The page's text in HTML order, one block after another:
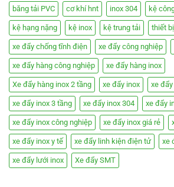
băng tải PVC cơ khí hnt inox 304 kệ
kệ hạng nặng kệ inox kệ trung tải thiết
xe đẩy chống tĩnh điện xe đẩy công nghiệp
xe đẩy hàng công nghiệp xe đẩy hàng inox
Xe đẩy hàng inox 2 tầng xe đẩy inox xe
xe đẩy inox 3 tầng xe đẩy inox 304 xe đẩy
xe đẩy inox công nghiệp xe đẩy inox giá rẻ
xe đẩy inox y tế xe đẩy linh kiện điện tử xe
xe đẩy lưới inox Xe đẩy SMT